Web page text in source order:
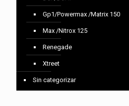
Gp1/Powermax /Matrix 150
Max /Nitrox 125
Renegade
Xtreet
Sin categorizar